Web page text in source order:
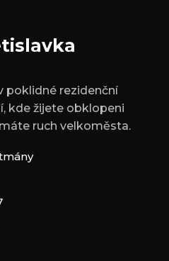
poklidné rezidenční
kde žijete obklopeni
ruch velkoměsta.